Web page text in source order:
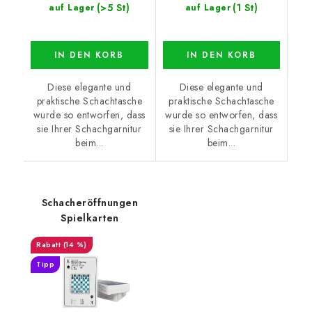
auf Lager (>5 St)
IN DEN KORB
Diese elegante und
praktische Schachtasche
wurde so entworfen, dass
sie Ihrer Schachgarnitur
beim...
auf Lager (1 St)
IN DEN KORB
Diese elegante und
praktische Schachtasche
wurde so entworfen, dass
sie Ihrer Schachgarnitur
beim...
Schacheröffnungen
Spielkarten
(14 %)
Tipp